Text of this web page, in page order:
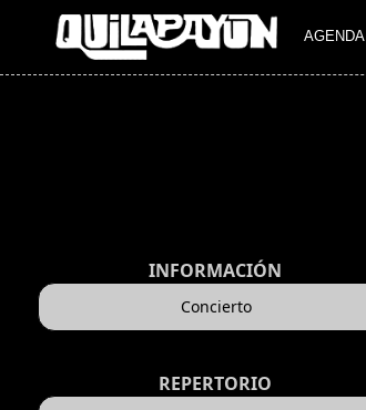
AGENDA
INFORMACIÓN
Concierto
REPERTORIO